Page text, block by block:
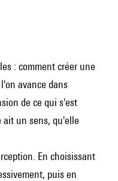
: comment créer une
avance dans
de ce qui s'est
ait un sens, qu'elle
En choisissant
puis en